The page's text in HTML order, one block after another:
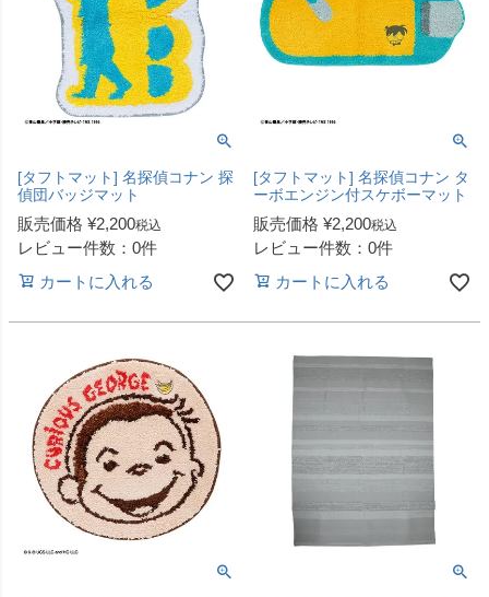
[タフトマット] 名探偵コナン 探
偵団バッジマット
販売価格 ¥2,200税込
レビュー件数：0件
カートに入れる
[タフトマット] 名探偵コナン タ
ーボエンジン付スケボーマット
販売価格 ¥2,200税込
レビュー件数：0件
カートに入れる